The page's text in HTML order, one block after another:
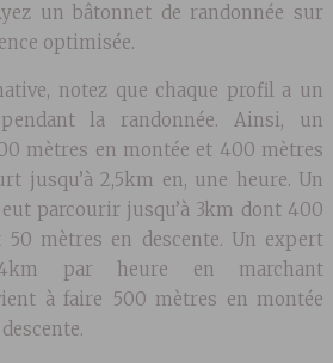
un bâtonnet de randonnée sur
optimisée.
notez que chaque profil a un
la randonnée. Ainsi, un
mètres en montée et 400 mètres
jusqu’à 2,5km en, une heure. Un
parcourir jusqu’à 3km dont 400
mètres en descente. Un expert
par heure en marchant
à faire 500 mètres en montée